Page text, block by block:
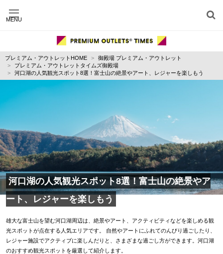
MENU
施設別に記事を探す
運営会社
利用規約
プライバシーポリシー
お問い合わせ
プレミアム・アウトレットHOME
御殿場 プレミアム・アウトレット
プレミアム・アウトレットタイムズ御殿場
河口湖の人気観光スポット8選！富士山の絶景やアート、レジャーを楽しもう
河口湖の人気観光スポット8選！富士山の絶景やア
ート、レジャーを楽しもう
雄大な富士山を望む河口湖周辺は、絶景やアート、アクティビティなどを楽しめる観
光スポットが点在する人気エリアです。 自然やアートにふれてのんびり過ごしたり、
レジャー施設でアクティブに楽しんだりと、さまざまな過ごし方ができます。河口湖
のおすすめ観光スポットを厳選して紹介します。